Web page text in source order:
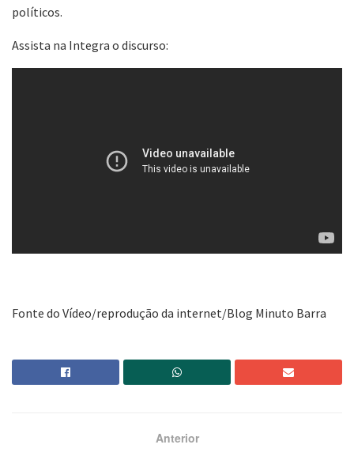
políticos.
Assista na Integra o discurso:
Fonte do Vídeo/reprodução da internet/Blog Minuto Barra
Anterior